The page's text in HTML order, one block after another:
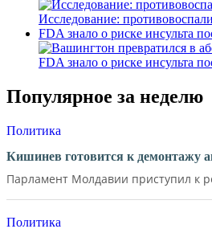
Исследование:
FDA знало о риске инсульта
FDA знало о риске инсульта
Популярное за неделю
Политика
Кишинев готовится к демонтажу
Парламент Молдавии приступил к
Политика